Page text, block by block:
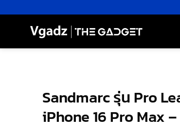
ไป
Sandmarc รุ่น Pro
iPhone 16 Pro Max